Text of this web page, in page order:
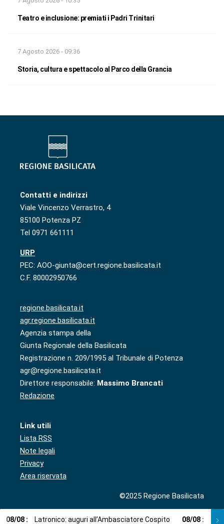
Teatro e inclusione: premiati i Padri Trinitari
7 Agosto 2026 - 09:36
Storia, cultura e spettacolo al Parco della Grancia
Contatti e indirizzi
Viale Vincenzo Verrastro, 4
85100 Potenza PZ
Tel 0971 661111
URP
PEC: AOO-giunta@cert.regione.basilicata.it
C.F. 80002950766
regione.basilicata.it
agr.regione.basilicata.it
Agenzia stampa della
Giunta Regionale della Basilicata
Registrazione n. 209/1995 al Tribunale di Potenza
agr@regione.basilicata.it
Direttore responsabile: Massimo Brancati
Redazione
Link utili
Lista RSS
Note legali
Privacy
Area riservata
©2025 Regione Basilicata
08/08 : Latronico: auguri all’Ambasciatore Cospito 08/08 :